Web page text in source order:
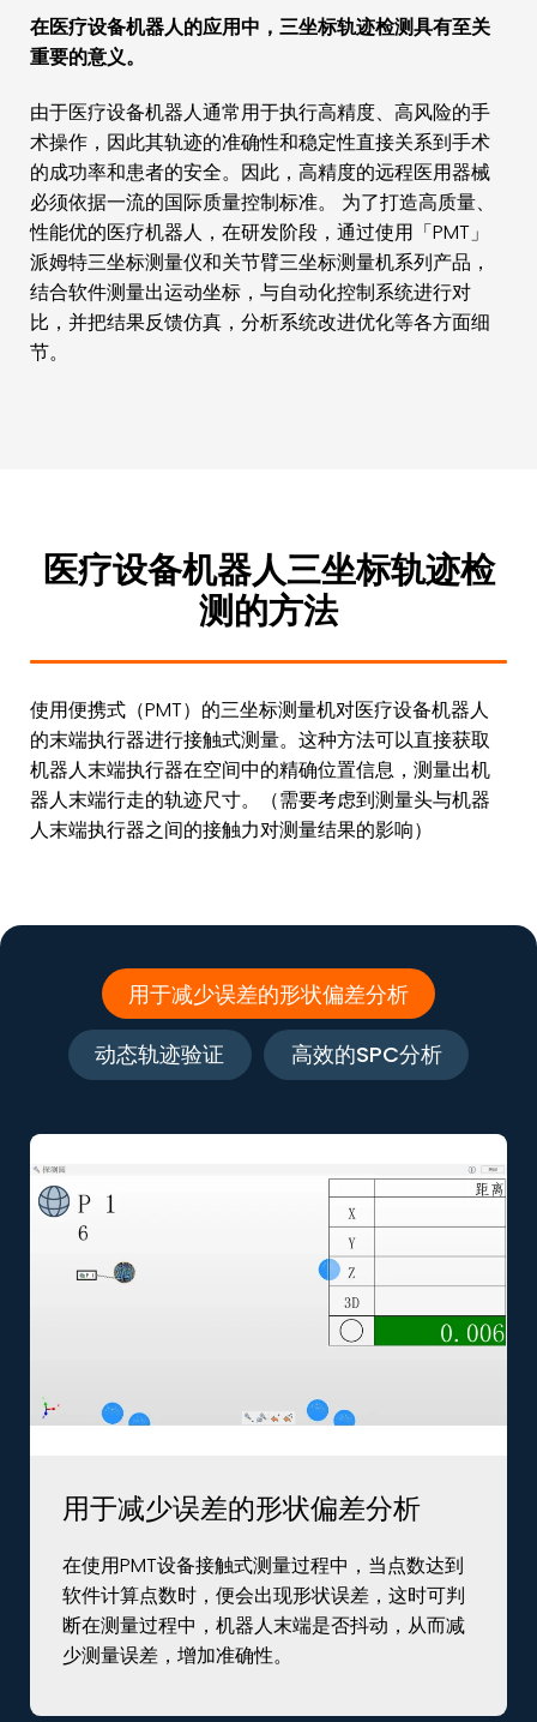
在医疗设备机器人的应用中，三坐标轨迹检测具有至关
重要的意义。
由于医疗设备机器人通常用于执行高精度、高风险的手
术操作，因此其轨迹的准确性和稳定性直接关系到手术
的成功率和患者的安全。因此，高精度的远程医用器械
必须依据一流的国际质量控制标准。 为了打造高质量、
性能优的医疗机器人，在研发阶段，通过使用「PMT」
派姆特三坐标测量仪和关节臂三坐标测量机系列产品，
结合软件测量出运动坐标，与自动化控制系统进行对
比，并把结果反馈仿真，分析系统改进优化等各方面细
节。
医疗设备机器人三坐标轨迹检
测的方法
使用便携式（PMT）的三坐标测量机对医疗设备机器人
的末端执行器进行接触式测量。这种方法可以直接获取
机器人末端执行器在空间中的精确位置信息，测量出机
器人末端行走的轨迹尺寸。（需要考虑到测量头与机器
人末端执行器之间的接触力对测量结果的影响）
用于减少误差的形状偏差分析
动态轨迹验证 高效的SPC分析
用于减少误差的形状偏差分析
在使用PMT设备接触式测量过程中，当点数达到
软件计算点数时，便会出现形状误差，这时可判
断在测量过程中，机器人末端是否抖动，从而减
少测量误差，增加准确性。